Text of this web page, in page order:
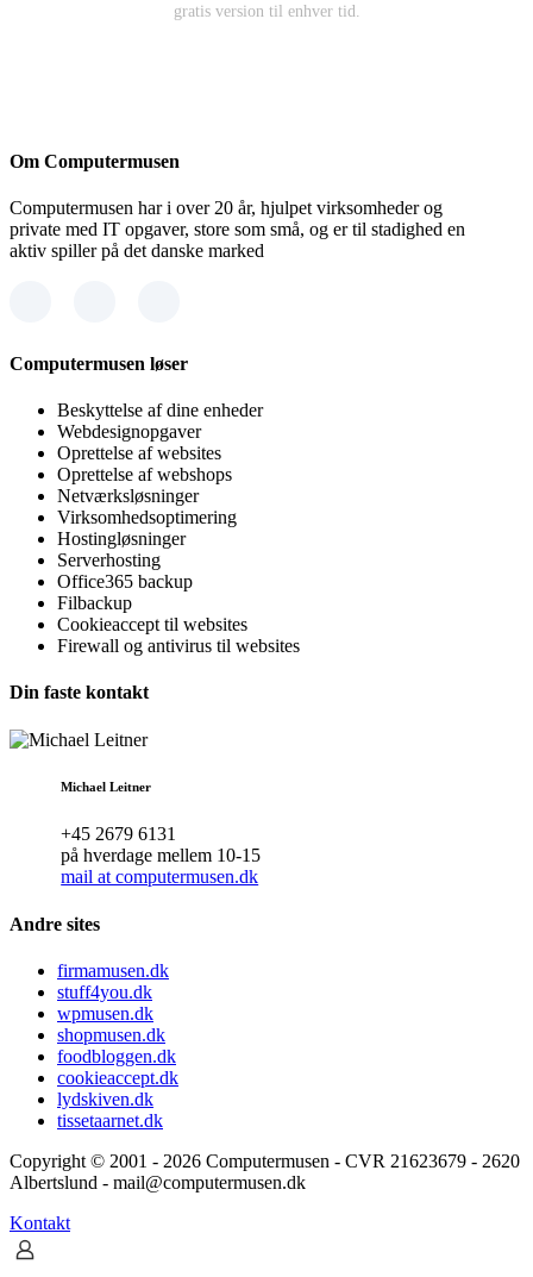
gratis version til enhver tid.
Om Computermusen
Computermusen har i over 20 år, hjulpet virksomheder og
private med IT opgaver, store som små, og er til stadighed en
aktiv spiller på det danske marked
Computermusen løser
Beskyttelse af dine enheder
Webdesignopgaver
Oprettelse af websites
Oprettelse af webshops
Netværksløsninger
Virksomhedsoptimering
Hostingløsninger
Serverhosting
Office365 backup
Filbackup
Cookieaccept til websites
Firewall og antivirus til websites
Din faste kontakt
Michael Leitner
+45 2679 6131
på hverdage mellem 10-15
mail at computermusen.dk
Andre sites
firmamusen.dk
stuff4you.dk
wpmusen.dk
shopmusen.dk
foodbloggen.dk
cookieaccept.dk
lydskiven.dk
tissetaarnet.dk
Copyright © 2001 - 2026 Computermusen - CVR 21623679 - 2620
Albertslund - mail@computermusen.dk
Kontakt